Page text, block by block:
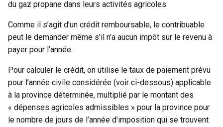
du gaz propane dans leurs activités agricoles.
Comme il s’agit d’un crédit remboursable, le contribuable
peut le demander même s’il n’a aucun impôt sur le revenu à
payer pour l’année.
Pour calculer le crédit, on utilise le taux de paiement prévu
pour l’année civile considérée (voir ci-dessous) applicable
à la province déterminée, multiplié par le montant des
« dépenses agricoles admissibles » pour la province pour
le nombre de jours de l’année d’imposition qui se trouvent